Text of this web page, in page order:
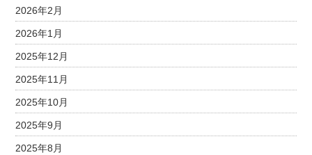
2026年2月
2026年1月
2025年12月
2025年11月
2025年10月
2025年9月
2025年8月